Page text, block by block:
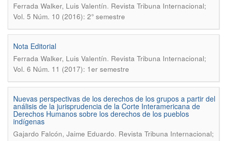
Ferrada Walker, Luis Valentín. Revista Tribuna Internacional;
Vol. 5 Núm. 10 (2016): 2° semestre
Nota Editorial
Ferrada Walker, Luis Valentín. Revista Tribuna Internacional;
Vol. 6 Núm. 11 (2017): 1er semestre
Nuevas perspectivas de los derechos de los grupos a partir del
análisis de la jurisprudencia de la Corte Interamericana de
Derechos Humanos sobre los derechos de los pueblos
indígenas
Gajardo Falcón, Jaime Eduardo. Revista Tribuna Internacional;